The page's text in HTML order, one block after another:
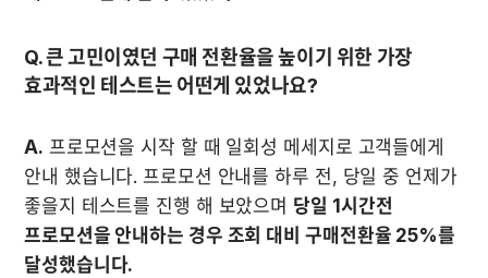
Q. 큰 고민이였던 구매 전환율을 높이기 위한 가장
효과적인 테스트는 어떤게 있었나요?
A. 프로모션을 시작 할 때 일회성 메세지로 고객들에게
안내 했습니다. 프로모션 안내를 하루 전, 당일 중 언제가
좋을지 테스트를 진행 해 보았으며 당일 1시간전
프로모션을 안내하는 경우 조회 대비 구매전환율 25%를
달성했습니다.